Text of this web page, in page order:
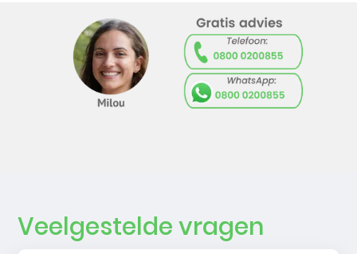
Veelgestelde vragen